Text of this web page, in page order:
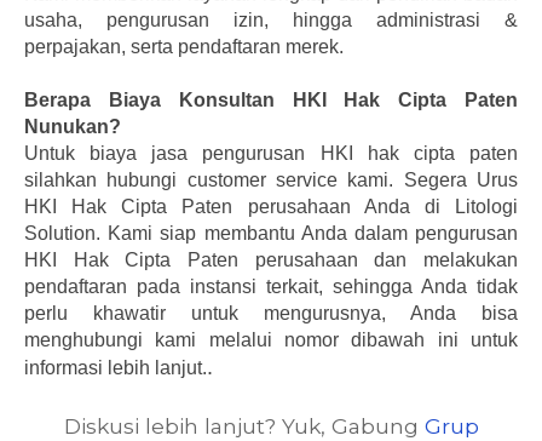
usaha, pengurusan izin, hingga administrasi &
perpajakan, serta pendaftaran merek.
Berapa Biaya Konsultan HKI Hak Cipta Paten
Nunukan?
Untuk biaya jasa pengurusan HKI hak cipta paten
silahkan hubungi customer service kami. Segera Urus
HKI Hak Cipta Paten perusahaan Anda di Litologi
Solution. Kami siap membantu Anda dalam pengurusan
HKI Hak Cipta Paten perusahaan dan melakukan
pendaftaran pada instansi terkait, sehingga Anda tidak
perlu khawatir untuk mengurusnya, Anda bisa
menghubungi kami melalui nomor dibawah ini untuk
informasi lebih lanjut..
Diskusi lebih lanjut? Yuk, Gabung Grup